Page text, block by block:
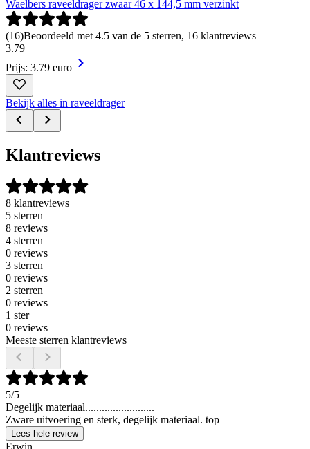
Waelbers raveeldrager zwaar 46 x 144,5 mm verzinkt
(16)Beoordeeld met 4.5 van de 5 sterren, 16 klantreviews
3.79
Prijs: 3.79 euro
Bekijk alles in raveeldrager
Klantreviews
8 klantreviews
5 sterren
8 reviews
4 sterren
0 reviews
3 sterren
0 reviews
2 sterren
0 reviews
1 ster
0 reviews
Meeste sterren klantreviews
5/5
Degelijk materiaal.........................
Zware uitvoering en sterk, degelijk materiaal. top
Lees hele review